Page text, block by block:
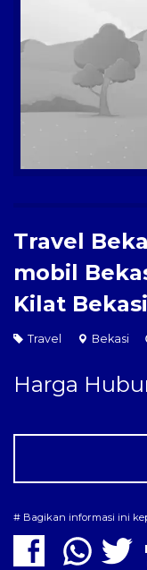
Paket Kilat
Pengiriman Barang
Travel
mobil
Kilat
Travel Bekasi
Harga
# Bagikan informasi ini